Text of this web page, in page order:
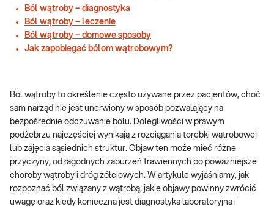
Ból wątroby – diagnostyka
Ból wątroby – leczenie
Ból wątroby – domowe sposoby
Jak zapobiegać bólom wątrobowym?
Ból wątroby to określenie często używane przez pacjentów, choć
sam narząd nie jest unerwiony w sposób pozwalający na
bezpośrednie odczuwanie bólu. Dolegliwości w prawym
podżebrzu najczęściej wynikają z rozciągania torebki wątrobowej
lub zajęcia sąsiednich struktur. Objaw ten może mieć różne
przyczyny, od łagodnych zaburzeń trawiennych po poważniejsze
choroby wątroby i dróg żółciowych. W artykule wyjaśniamy, jak
rozpoznać ból związany z wątrobą, jakie objawy powinny zwrócić
uwagę oraz kiedy konieczna jest diagnostyka laboratoryjna i